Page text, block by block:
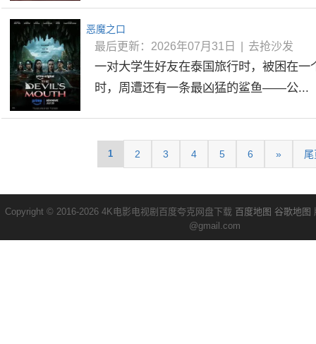
恶魔之口
最后更新：2026年07月31日 去抢沙发
一对大学生好友在泰国旅行时，被困在一
时，周遭还有一条最凶猛的鲨鱼——公...
1 2 3 4 5 6 » 尾
Copyright © 2016-2026 4K电影电视剧百度夸克网盘下载 百度地图 谷歌地图
@gmail.com